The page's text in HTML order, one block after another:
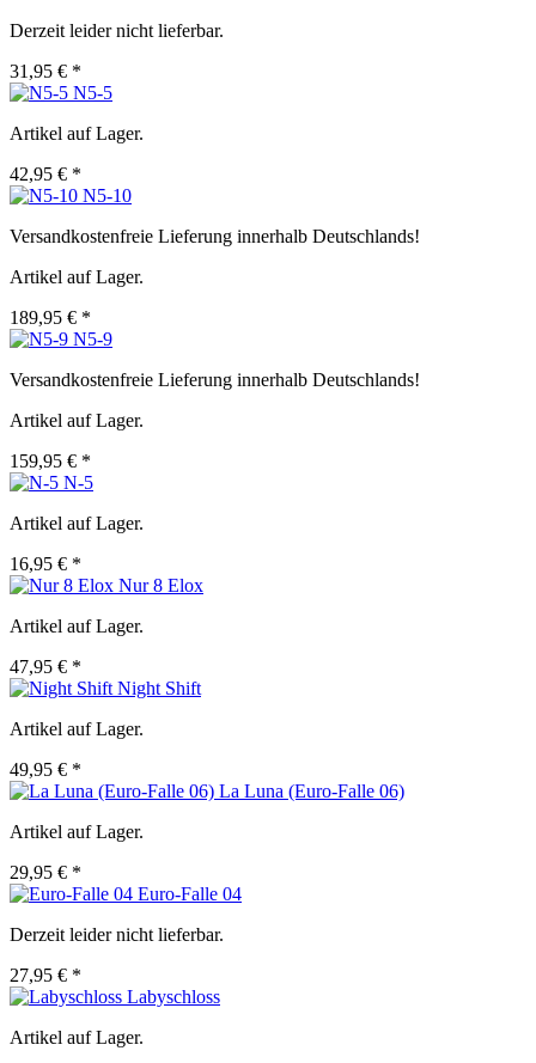
Derzeit leider nicht lieferbar.
31,95 € *
N5-5
Artikel auf Lager.
42,95 € *
N5-10
Versandkostenfreie Lieferung innerhalb Deutschlands!
Artikel auf Lager.
189,95 € *
N5-9
Versandkostenfreie Lieferung innerhalb Deutschlands!
Artikel auf Lager.
159,95 € *
N-5
Artikel auf Lager.
16,95 € *
Nur 8 Elox
Artikel auf Lager.
47,95 € *
Night Shift
Artikel auf Lager.
49,95 € *
La Luna (Euro-Falle 06)
Artikel auf Lager.
29,95 € *
Euro-Falle 04
Derzeit leider nicht lieferbar.
27,95 € *
Labyschloss
Artikel auf Lager.